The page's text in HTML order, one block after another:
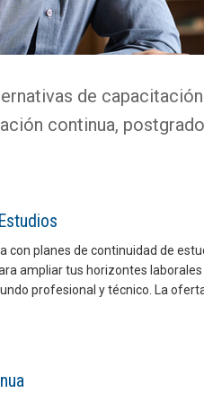
de
continua,
con planes de continuidad de
ampliar tus horizontes
profesional y técnico. La